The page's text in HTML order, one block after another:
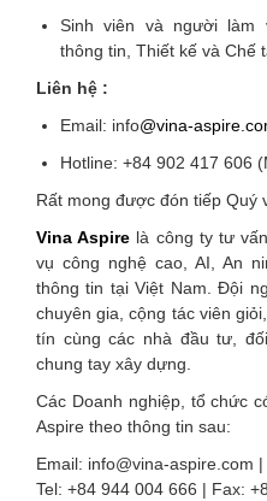
Sinh viên và người làm
thông tin, Thiết kế và Chế
Liên hệ :
Email: info@vina-
Hotline: +84 902 417 606
Rất mong được đón tiếp Quý
Vina Aspire là công ty tư
vụ công nghệ cao, AI, An
thông tin tại Việt Nam. Đội
chuyên gia, cộng tác viên
tín cùng các nhà đầu tư,
chung tay xây dựng.
Các Doanh nghiệp, tổ chức
Aspire theo thông tin sau:
Email: info@vina-aspire.com
Tel: +84 944 004 666 | Fax: